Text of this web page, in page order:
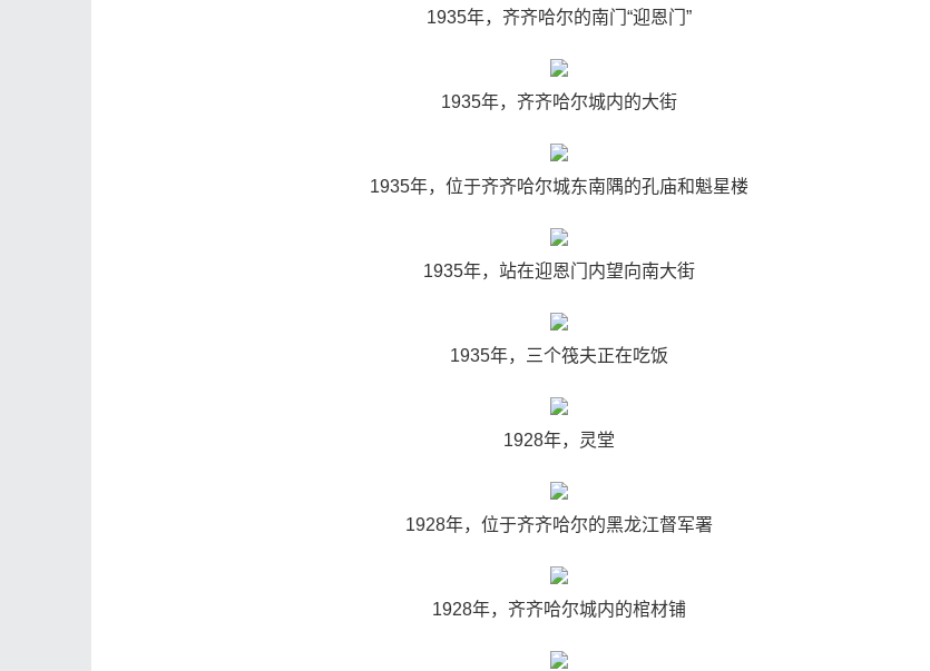
1935年，齐齐哈尔的南门“迎恩门”
1935年，齐齐哈尔城内的大街
1935年，位于齐齐哈尔城东南隅的孔庙和魁星楼
1935年，站在迎恩门内望向南大街
1935年，三个筏夫正在吃饭
1928年，灵堂
1928年，位于齐齐哈尔的黑龙江督军署
1928年，齐齐哈尔城内的棺材铺